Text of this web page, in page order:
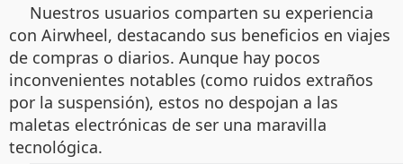
Nuestros usuarios comparten su experiencia
con Airwheel, destacando sus beneficios en viajes
de compras o diarios. Aunque hay pocos
inconvenientes notables (como ruidos extraños
por la suspensión), estos no despojan a las
maletas electrónicas de ser una maravilla
tecnológica.